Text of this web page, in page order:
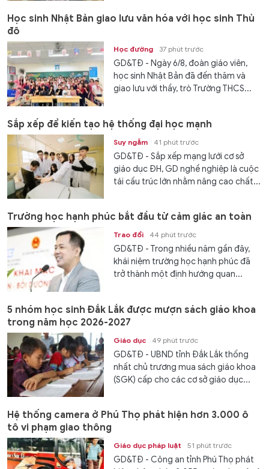
Học sinh Nhật Bản giao lưu văn hóa với học sinh Thủ
đô
Học đường 37 phút trước
GD&TĐ - Ngày 6/8, đoàn giáo viên,
học sinh Nhật Bản đã đến thăm và
giao lưu với thầy, trò Trường THCS...
Sắp xếp để kiến tạo hệ thống đại học mạnh
Suy ngẫm 41 phút trước
GD&TĐ - Sắp xếp mạng lưới cơ sở
giáo dục ĐH, GD nghề nghiệp là cuộc
tái cấu trúc lớn nhằm nâng cao chất...
Trường học hạnh phúc bắt đầu từ cảm giác an toàn
Trao đổi 44 phút trước
GD&TĐ - Trong nhiều năm gần đây,
khái niệm trường học hạnh phúc đã
trở thành một định hướng quan...
5 nhóm học sinh Đắk Lắk được mượn sách giáo khoa
trong năm học 2026-2027
Giáo dục 49 phút trước
GD&TĐ - UBND tỉnh Đắk Lắk thống
nhất chủ trương mua sách giáo khoa
(SGK) cấp cho các cơ sở giáo dục...
Hệ thống camera ở Phú Thọ phát hiện hơn 3.000 ô
tô vi phạm giao thông
Giáo dục pháp luật 51 phút trước
GD&TĐ - Công an tỉnh Phú Thọ phát